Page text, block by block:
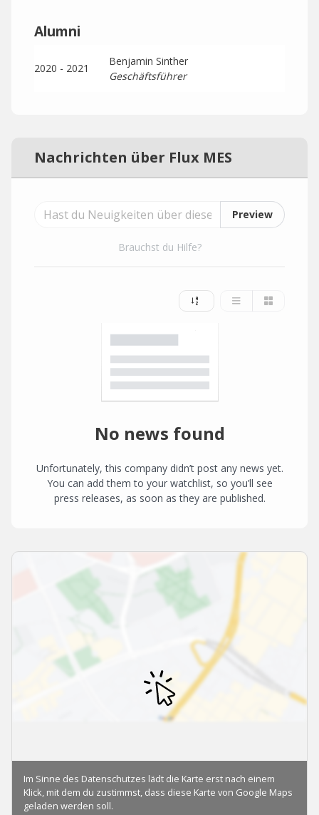
Alumni
2020 - 2021
Benjamin Sinther
Geschäftsführer
Nachrichten über Flux MES
Preview
Brauchst du Hilfe?
No news found
Unfortunately, this company didn’t post any news yet.
You can add them to your watchlist, so you’ll see
press releases, as soon as they are published.